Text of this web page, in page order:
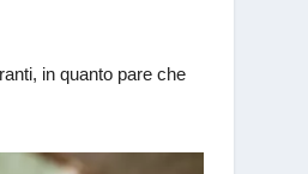
in quanto pare che